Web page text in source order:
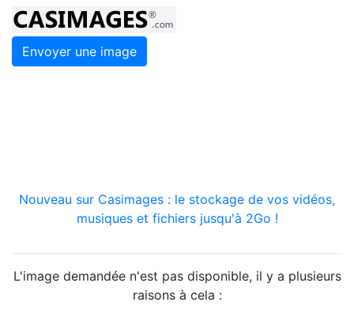
Envoyer une image
Nouveau sur Casimages : le stockage de vos vidéos,
musiques et fichiers jusqu'à 2Go !
L'image demandée n'est pas disponible, il y a plusieurs
raisons à cela :